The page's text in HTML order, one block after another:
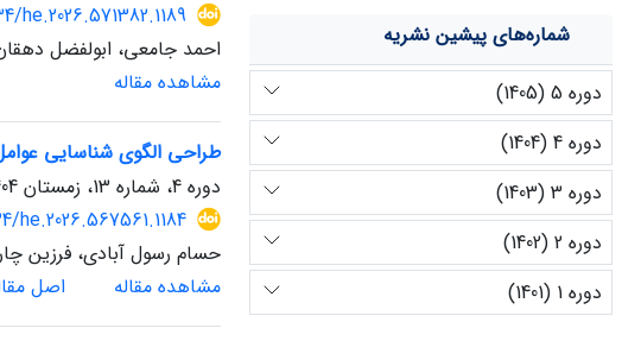
he.2026.571382.1189
احمد جامعی، ابولفضل
مشاهده مقاله
طراحی الگوی شناسایی
دوره 4، شماره 13، زمستان 1404، صفحه
he.2026.567561.1184
حسام رسول آبادی، فرزین
مشاهده مقاله
اصل
شماره‌های پیشین نشریه
دوره 5 (1405)
دوره 4 (1404)
دوره 3 (1403)
دوره 2 (1402)
دوره 1 (1401)